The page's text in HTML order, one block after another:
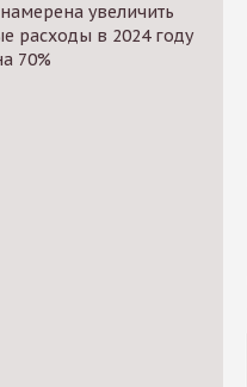
увеличить
расходы в 2024 году
70%